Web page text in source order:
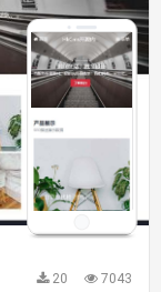
单通用模板
）》￥20.00
费
服务多用途网
业站》免费
免费
免费
板
》免费
20 7043